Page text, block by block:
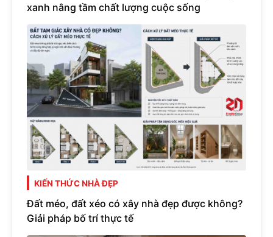
xanh nâng tầm chất lượng cuộc sống
KIẾN THỨC NHÀ ĐẸP
Đất méo, đất xéo có xây nhà đẹp được không?
Giải pháp bố trí thực tế